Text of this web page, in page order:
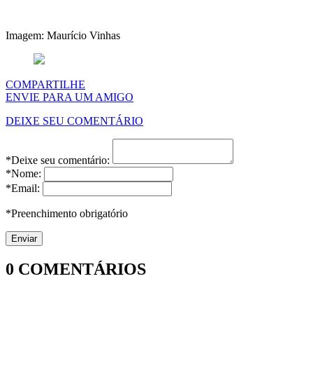
Imagem: Maurício Vinhas
COMPARTILHE
ENVIE PARA UM AMIGO
DEIXE SEU COMENTÁRIO
*Deixe seu comentário:
*Nome:
*Email:
*Preenchimento obrigatório
0 COMENTÁRIOS